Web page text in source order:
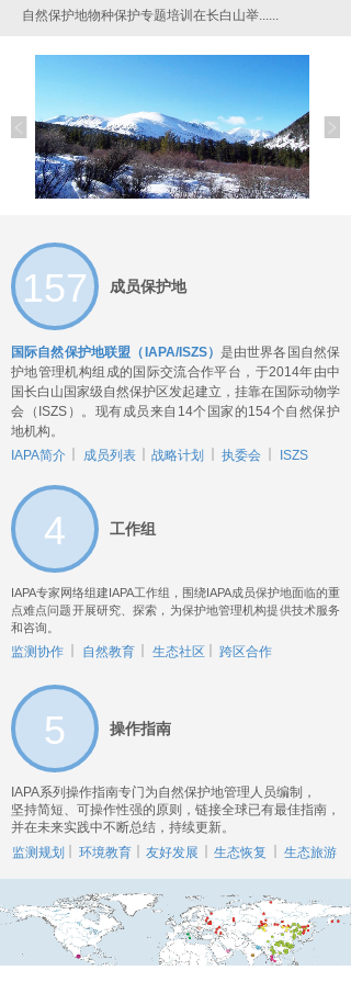
自然保护地物种保护专题培训在长白山举......
成员列表 战略计划
环境教育
4
生态社区
157
生态恢复
生态旅游
IAPA简介
成员保护地
工作组
操作指南
IAPA专家网络组建IAPA工作组，围绕IAPA成员保护地面临的重
点难点问题开展研究、探索，为保护地管理机构提供技术服务
和咨询。
IAPA系列操作指南专门为自然保护地管理人员编制，
坚持简短、可操作性强的原则，链接全球已有最佳指南，
并在未来实践中不断总结，持续更新。
国际自然保护地联盟（IAPA/ISZS） 是由世界各国自然保
护地管理机构组成的国际交流合作平台，于2014年由中
国长白山国家级自然保护区发起建立，挂靠在国际动物学
会（ISZS）。现有成员来自14个国家的154个自然保护
地机构。
5
执委会 ISZS
监测协作 自然教育
友好发展
监测规划
跨区合作